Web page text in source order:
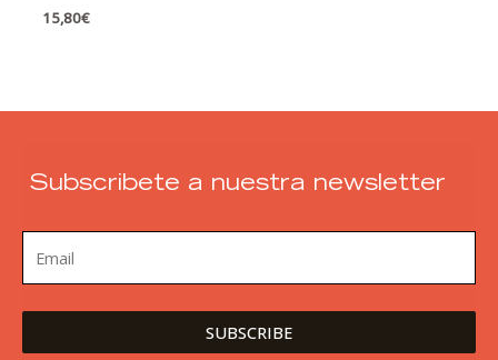
15,80€
Subscribete a nuestra newsletter